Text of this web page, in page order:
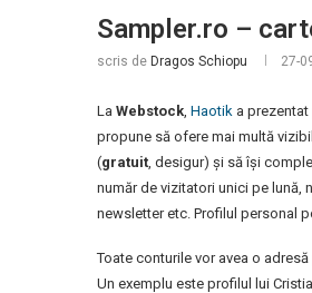
Sampler.ro –
scris de Dragos Schiopu 27-
La Webstock, Haotik a
propune să ofere mai multă
(gratuit, desigur) și să își
număr de vizitatori unici pe lună,
newsletter etc. Profilul personal
Toate conturile vor avea o
Un exemplu este profilul lui